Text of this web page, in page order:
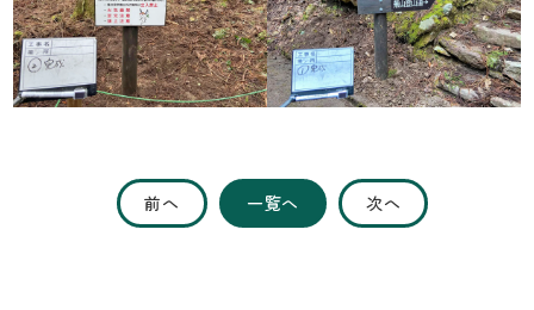
前へ 一覧へ 次へ